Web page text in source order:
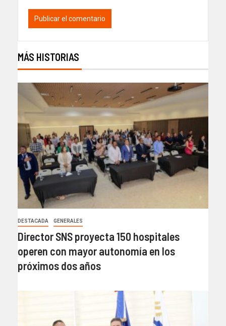
MÁS HISTORIAS
DESTACADA GENERALES
Director SNS proyecta 150 hospitales
operen con mayor autonomía en los
próximos dos años